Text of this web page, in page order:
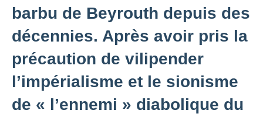
barbu de Beyrouth depuis des
décennies. Après avoir pris la
précaution de vilipender
l’impérialisme et le sionisme
de « l’ennemi » diabolique du